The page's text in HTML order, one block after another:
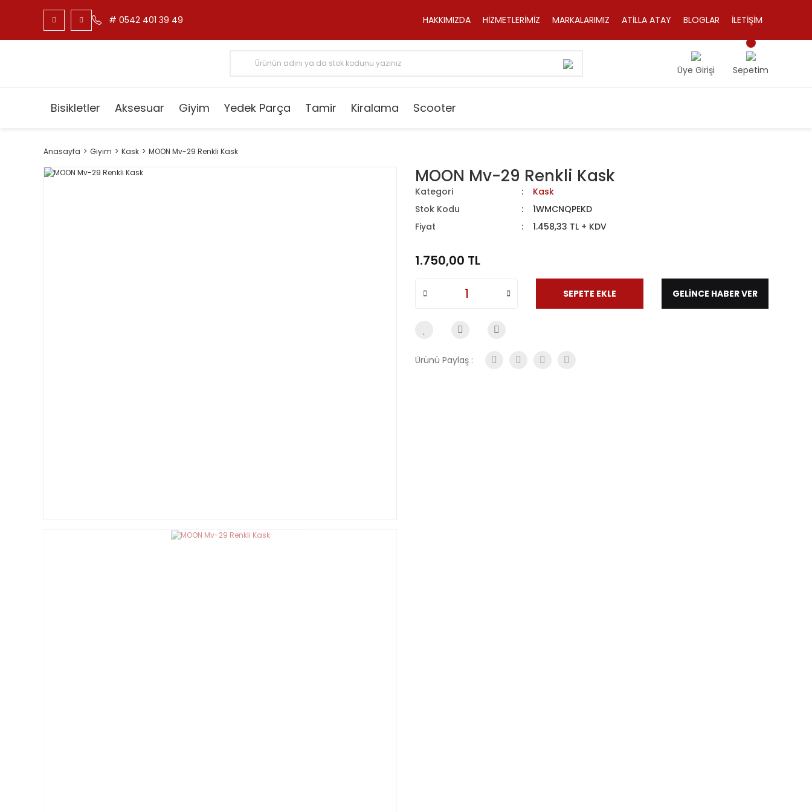
# 0542 401 39 49 HAKKIMIZDA HİZMETLERİMİZ MARKALARIMIZ ATİLLA ATAY BLOGLAR İLETİŞİM
Üye Girişi Sepetim
Bisikletler Aksesuar Giyim Yedek Parça Tamir Kiralama Scooter
Anasayfa Giyim Kask MOON Mv-29 Renkli Kask
MOON Mv-29 Renkli Kask
Kategori
Kask
Stok Kodu
1WMCNQPEKD
Fiyat
1.458,33 TL + KDV
1.750,00 TL
SEPETE EKLE GELİNCE HABER VER
Ürünü Paylaş :